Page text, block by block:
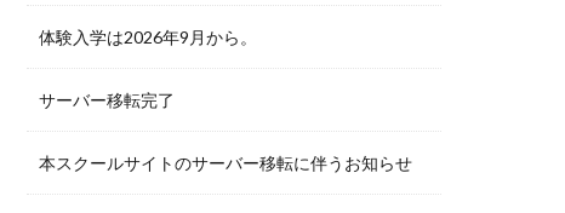
体験入学は2026年9月から。
サーバー移転完了
本スクールサイトのサーバー移転に伴うお知らせ